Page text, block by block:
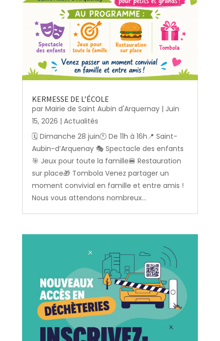
KERMESSE DE L’ÉCOLE
par Mairie de Saint Aubin d'Arquernay| Juin
15, 2026 | Actualités
🗓️ Dimanche 28 juin🕚 De 11h à 16h📍 Saint-
Aubin-d’Arquenay 🎭 Spectacle des enfants
🎯 Jeux pour toute la famille🍔 Restauration
sur place🎁 Tombola Venez partager un
moment convivial en famille et entre amis !
Nous vous attendons nombreux...